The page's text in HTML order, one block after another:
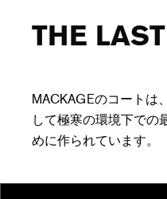
THE
MACKAGEのコートは
して極寒の環境下での
めに作られています。